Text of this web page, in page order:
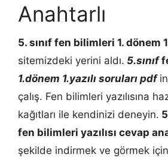
Anahtarlı
5. sınıf fen bilimleri 1. dönem
sitemizdeki yerini aldı. 5.sınıf
1.dönem 1.yazılı soruları pdf
çalış. Fen bilimleri yazılısına
kağıtları ile kendinizi deneyin.
fen bilimleri yazılısı cevap
şekilde indirmek ve görmek